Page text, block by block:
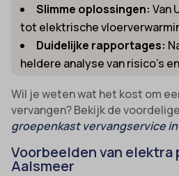
Slimme oplossingen: Van
tot elektrische
Duidelijke rapportages:
heldere analyse van risico’s
Wil je weten wat het kost om
vervangen? Bekijk de
groepenkast vervangservice
Voorbeelden van
Aalsmeer